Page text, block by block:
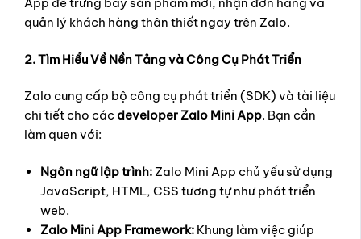
quản lý khách hàng thân thiết ngay trên Zalo.
2. Tìm Hiểu Về Nền Tảng và Công Cụ Phát Triển
Zalo cung cấp bộ công cụ phát triển (SDK) và tài liệu
chi tiết cho các developer Zalo Mini App. Bạn cần
làm quen với:
Ngôn ngữ lập trình: Zalo Mini App chủ yếu sử dụng
JavaScript, HTML, CSS tương tự như phát triển
web.
Zalo Mini App Framework: Khung làm việc giúp